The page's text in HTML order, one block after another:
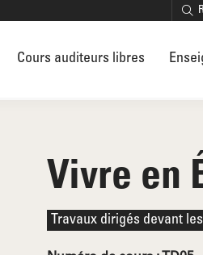
Cours auditeurs libres
Vivre en
Travaux dirigés devant